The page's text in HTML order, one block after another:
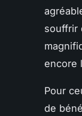
souffrir
encore
Pour
de